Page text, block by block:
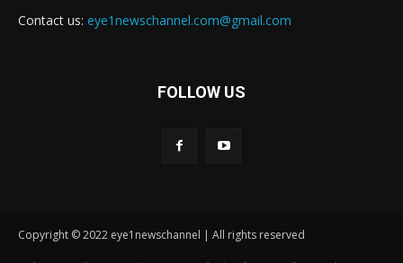
Contact us: eye1newschannel.com@gmail.com
FOLLOW US
Copyright © 2022 eye1newschannel | All rights reserved